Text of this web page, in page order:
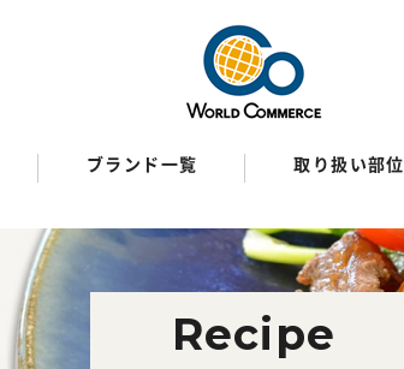
ブランド一覧 取り扱い部位
Recipe